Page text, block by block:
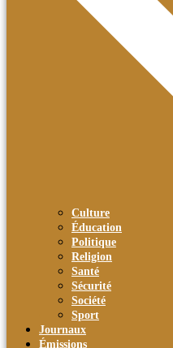
Culture
Éducation
Politique
Religion
Santé
Sécurité
Société
Sport
Journaux
Émissions